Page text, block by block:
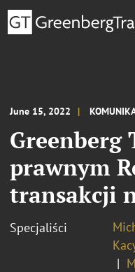
June 15, 2022
Greenberg
prawnym
transakcji
Specjaliści